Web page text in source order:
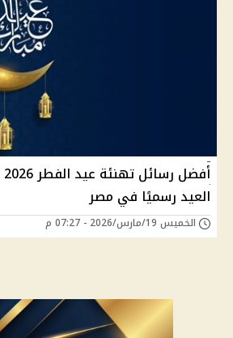
العيد رسميًا في مصر
الخميس 19/مارس/2026 - 07:27 م